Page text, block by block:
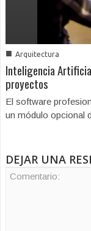
■ Arquitectura
Inteligencia
proyectos
El software
un módulo opcional
DEJAR UNA